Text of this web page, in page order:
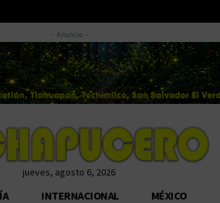
- Anuncio -
jueves, agosto 6, 2026
INTERNACIONAL MÉXICO